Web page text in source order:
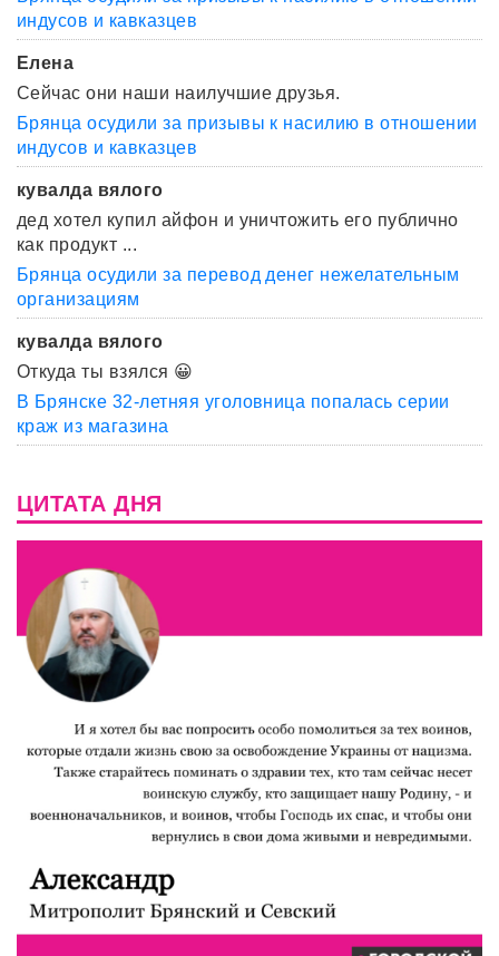
индусов и кавказцев
Елена
Сейчас они наши наилучшие друзья.
Брянца осудили за призывы к насилию в отношении
индусов и кавказцев
кувалда вялого
дед хотел купил айфон и уничтожить его публично
как продукт ...
Брянца осудили за перевод денег нежелательным
организациям
кувалда вялого
Откуда ты взялся 😀
В Брянске 32-летняя уголовница попалась серии
краж из магазина
ЦИТАТА ДНЯ